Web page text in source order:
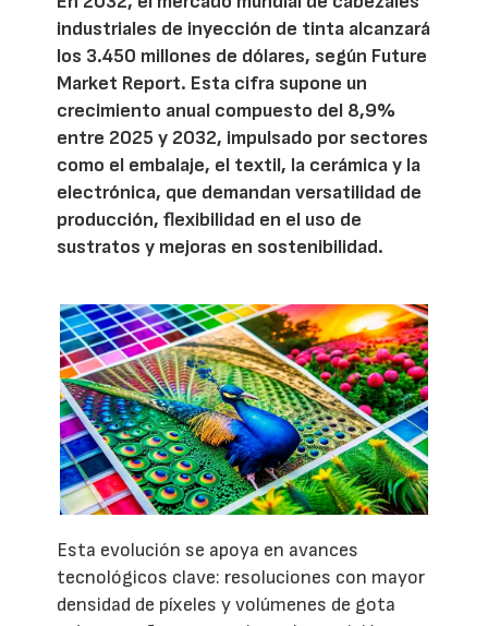
industriales de inyección de tinta alcanzará
los 3.450 millones de dólares, según Future
Market Report. Esta cifra supone un
crecimiento anual compuesto del 8,9%
entre 2025 y 2032, impulsado por sectores
como el embalaje, el textil, la cerámica y la
electrónica, que demandan versatilidad de
producción, flexibilidad en el uso de
sustratos y mejoras en sostenibilidad.
Esta evolución se apoya en avances
tecnológicos clave: resoluciones con mayor
densidad de píxeles y volúmenes de gota